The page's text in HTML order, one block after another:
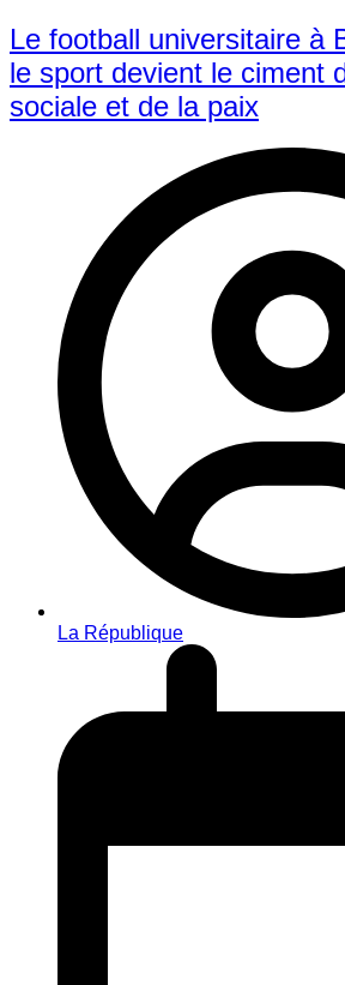
Le football universitaire à
le sport devient le ciment
sociale et de la paix
La République